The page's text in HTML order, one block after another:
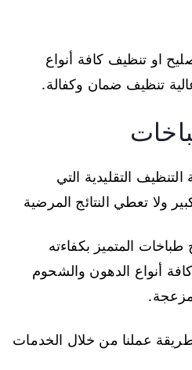
او تنظيف كافة أنواع
تنظيف ضمان وكفالة.
التقليدية التي
ولا تعطي النتائج المرضية
المتميز بكفاءته
أنواع الدهون والشحوم
عملنا من خلال الخدمات